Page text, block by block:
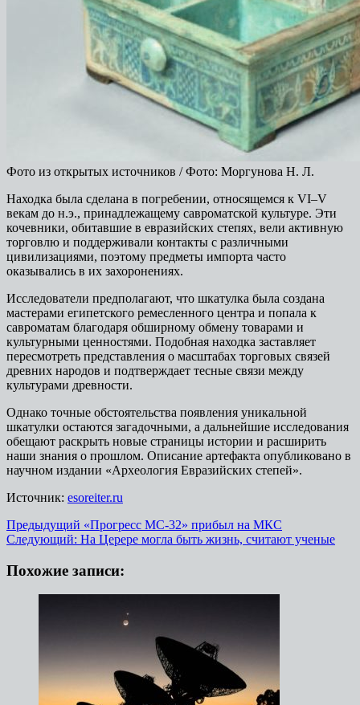
Фото из открытых источников / Фото: Моргунова Н. Л.
Находка была сделана в погребении, относящемся к VI–V
векам до н.э., принадлежащему савроматской культуре. Эти
кочевники, обитавшие в евразийских степях, вели активную
торговлю и поддерживали контакты с различными
цивилизациями, поэтому предметы импорта часто
оказывались в их захоронениях.
Исследователи предполагают, что шкатулка была создана
мастерами египетского ремесленного центра и попала к
савроматам благодаря обширному обмену товарами и
культурными ценностями. Подобная находка заставляет
пересмотреть представления о масштабах торговых связей
древних народов и подтверждает тесные связи между
культурами древности.
Однако точные обстоятельства появления уникальной
шкатулки остаются загадочными, а дальнейшие исследования
обещают раскрыть новые страницы истории и расширить
наши знания о прошлом. Описание артефакта опубликовано в
научном издании «Археология Евразийских степей».
Источник: esoreiter.ru
Навигация
записи
Предыдущий «Прогресс МС-32» прибыл на МКС
Следующий: На Церере могла быть жизнь, считают ученые
Похожие записи: